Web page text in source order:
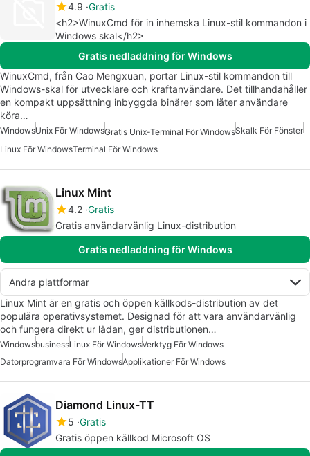
4.9 Gratis
<h2>WinuxCmd för in inhemska Linux-stil kommandon i
Windows skal</h2>
Gratis nedladdning för Windows
WinuxCmd, från Cao Mengxuan, portar Linux-stil kommandon till
Windows-skal för utvecklare och kraftanvändare. Det tillhandahåller
en kompakt uppsättning inbyggda binärer som låter användare
köra…
WindowsUnix För WindowsGratis Unix-Terminal För WindowsSkalk För Fönster
Linux För WindowsTerminal För Windows
Linux Mint
4.2 Gratis
Gratis användarvänlig Linux-distribution
Gratis nedladdning för Windows
Andra plattformar
Linux Mint är en gratis och öppen källkods-distribution av det
populära operativsystemet. Designad för att vara användarvänlig
och fungera direkt ur lådan, ger distributionen…
WindowsbusinessLinux För WindowsVerktyg För Windows
Datorprogramvara För WindowsApplikationer För Windows
Diamond Linux-TT
5 Gratis
Gratis öppen källkod Microsoft OS